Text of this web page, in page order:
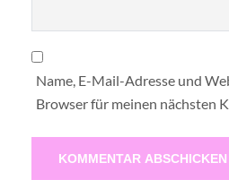
Name, E-Mail-Adresse und
Browser für meinen nächsten